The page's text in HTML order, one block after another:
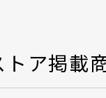
トア掲載